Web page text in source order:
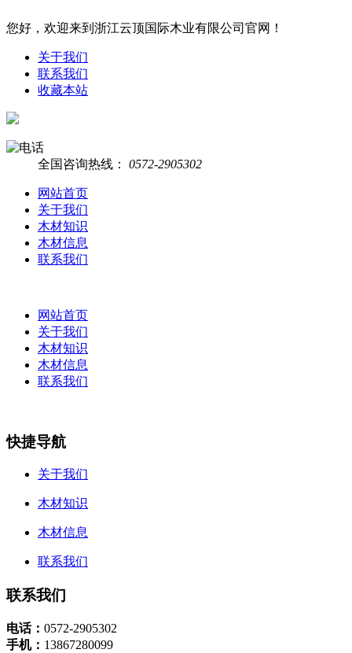
您好，欢迎来到浙江云顶国际木业有限公司官网！
关于我们
联系我们
收藏本站
全国咨询热线： 0572-2905302
网站首页
关于我们
木材知识
木材信息
联系我们
网站首页
关于我们
木材知识
木材信息
联系我们
快捷导航
关于我们
木材知识
木材信息
联系我们
联系我们
电话： 0572-2905302
手机： 13867280099